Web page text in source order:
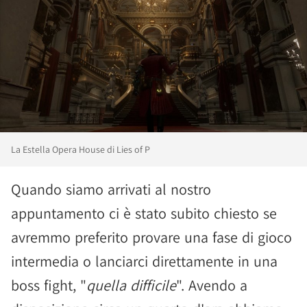
La Estella Opera House di Lies of P
Quando siamo arrivati al nostro
appuntamento ci è stato subito chiesto se
avremmo preferito provare una fase di gioco
intermedia o lanciarci direttamente in una
boss fight, "quella difficile". Avendo a